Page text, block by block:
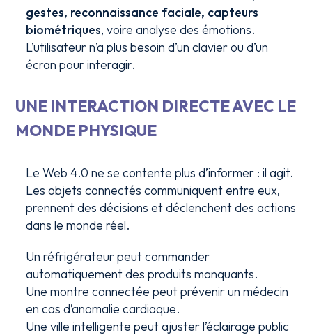
gestes, reconnaissance faciale, capteurs
biométriques, voire analyse des émotions.
L’utilisateur n’a plus besoin d’un clavier ou d’un
écran pour interagir.
UNE INTERACTION DIRECTE AVEC LE
MONDE PHYSIQUE
Le Web 4.0 ne se contente plus d’informer : il agit.
Les objets connectés communiquent entre eux,
prennent des décisions et déclenchent des actions
dans le monde réel.
Un réfrigérateur peut commander
automatiquement des produits manquants.
Une montre connectée peut prévenir un médecin
en cas d’anomalie cardiaque.
Une ville intelligente peut ajuster l’éclairage public